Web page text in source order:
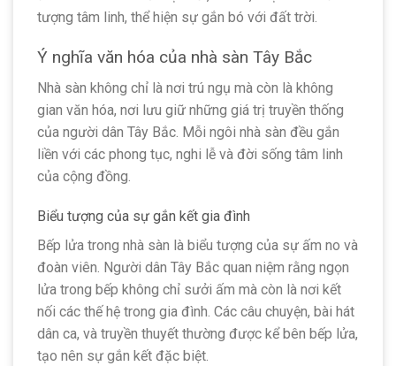
tượng tâm linh, thể hiện sự gắn bó với đất trời.
Ý nghĩa văn hóa của nhà sàn Tây Bắc
Nhà sàn không chỉ là nơi trú ngụ mà còn là không
gian văn hóa, nơi lưu giữ những giá trị truyền thống
của người dân Tây Bắc. Mỗi ngôi nhà sàn đều gắn
liền với các phong tục, nghi lễ và đời sống tâm linh
của cộng đồng.
Biểu tượng của sự gắn kết gia đình
Bếp lửa trong nhà sàn là biểu tượng của sự ấm no và
đoàn viên. Người dân Tây Bắc quan niệm rằng ngọn
lửa trong bếp không chỉ sưởi ấm mà còn là nơi kết
nối các thế hệ trong gia đình. Các câu chuyện, bài hát
dân ca, và truyền thuyết thường được kể bên bếp lửa,
tạo nên sự gắn kết đặc biệt.